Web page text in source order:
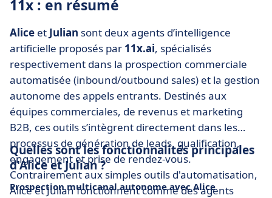
11x : en résumé
Alice et Julian sont deux agents d’intelligence
artificielle proposés par 11x.ai, spécialisés
respectivement dans la prospection commerciale
automatisée (inbound/outbound sales) et la gestion
autonome des appels entrants. Destinés aux
équipes commerciales, de revenus et marketing
B2B, ces outils s’intègrent directement dans les
processus de génération de leads, qualification,
engagement et prise de rendez-vous.
Contrairement aux simples outils d'automatisation,
Alice et Julian fonctionnent comme des agents
Quelles sont les fonctionnalités principales
d'Alice et Julian ?
Prospection multicanal autonome avec Alice